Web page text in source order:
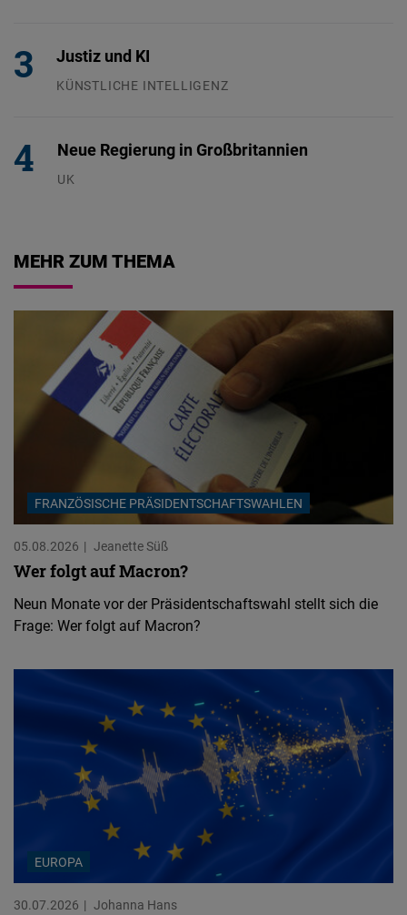
Justiz und KI
KÜNSTLICHE INTELLIGENZ
Neue Regierung in Großbritannien
UK
MEHR ZUM THEMA
FRANZÖSISCHE PRÄSIDENTSCHAFTSWAHLEN
05.08.2026 Jeanette Süß
Wer folgt auf Macron?
Neun Monate vor der Präsidentschaftswahl stellt sich die
Frage: Wer folgt auf Macron?
EUROPA
30.07.2026 Johanna Hans